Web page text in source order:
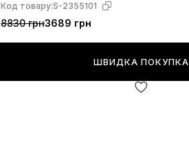
Код товару:S-2355101
8830 грн3689 грн
ШВИДКА ПОКУПКА